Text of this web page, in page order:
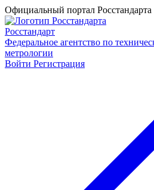
Официальный портал Росстандарта
Росстандарт
Федеральное агентство по
метрологии
Войти Регистрация